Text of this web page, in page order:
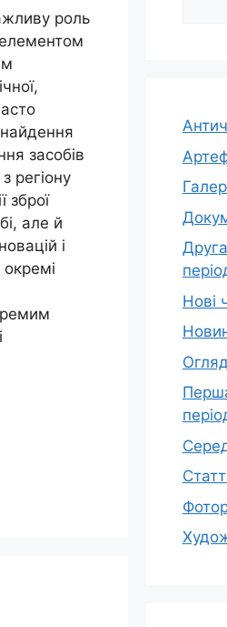
роль
засобів
регіону
зброї
але й
і
Нові